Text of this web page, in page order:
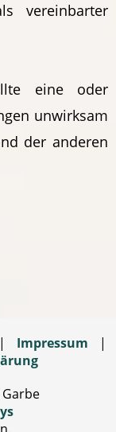
vereinbarter
eine oder
unwirksam
der anderen
| Impressum
|